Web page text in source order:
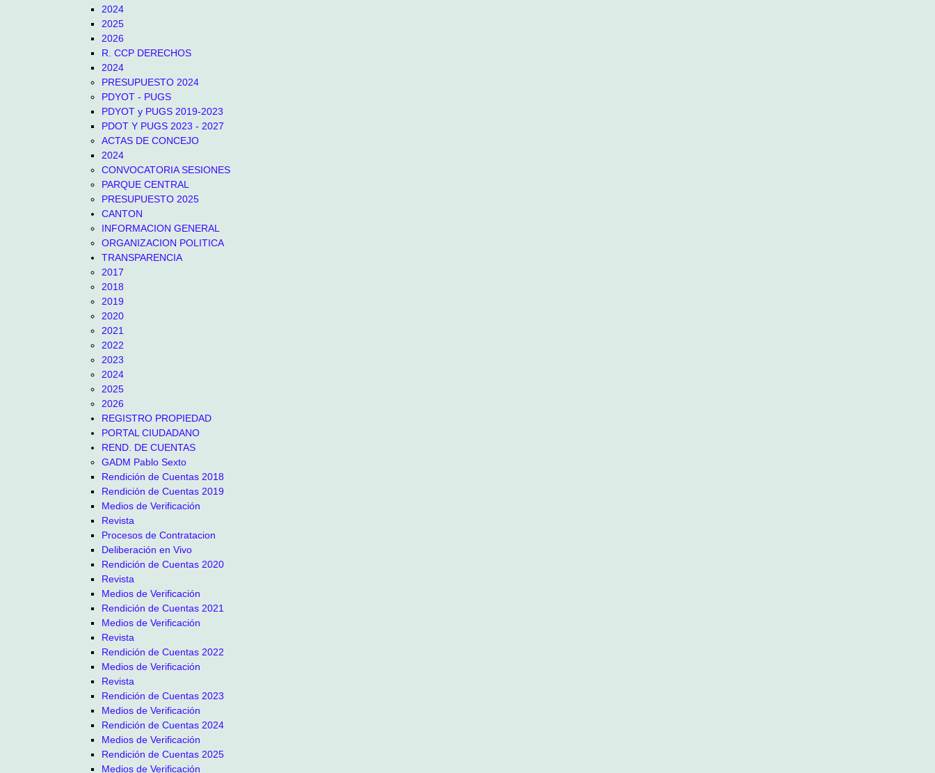
2024
2025
2026
R. CCP DERECHOS
2024
PRESUPUESTO 2024
PDYOT - PUGS
PDYOT y PUGS 2019-2023
PDOT Y PUGS 2023 - 2027
ACTAS DE CONCEJO
2024
CONVOCATORIA SESIONES
PARQUE CENTRAL
PRESUPUESTO 2025
CANTON
INFORMACION GENERAL
ORGANIZACION POLITICA
TRANSPARENCIA
2017
2018
2019
2020
2021
2022
2023
2024
2025
2026
REGISTRO PROPIEDAD
PORTAL CIUDADANO
REND. DE CUENTAS
GADM Pablo Sexto
Rendición de Cuentas 2018
Rendición de Cuentas 2019
Medios de Verificación
Revista
Procesos de Contratacion
Deliberación en Vivo
Rendición de Cuentas 2020
Revista
Medios de Verificación
Rendición de Cuentas 2021
Medios de Verificación
Revista
Rendición de Cuentas 2022
Medios de Verificación
Revista
Rendición de Cuentas 2023
Medios de Verificación
Rendición de Cuentas 2024
Medios de Verificación
Rendición de Cuentas 2025
Medios de Verificación